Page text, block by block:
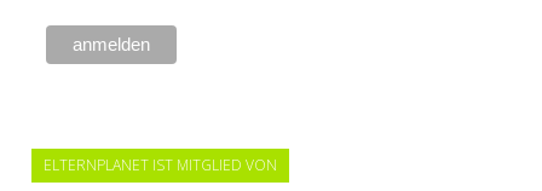
ELTERNPLANET IST MITGLIED VON